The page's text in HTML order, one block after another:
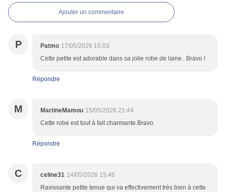
Ajouter un commentaire
P Patmo 17/05/2026 15:03
Cette petite est adorable dans sa jolie robe de laine.. Bravo !
Répondre
M MartineMamou 15/05/2026 21:44
Cette robe est tout à fait charmante.Bravo.
Répondre
C celine31 14/05/2026 15:46
Ravissante petite tenue qui va effectivement très bien à cette